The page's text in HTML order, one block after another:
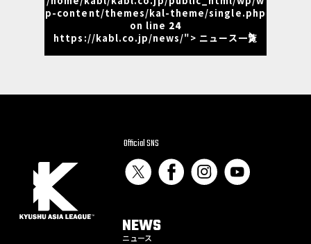
p-content/themes/kal-theme/single.php
on line 24
https://kabl.co.jp/news/"> ニュース一覧
Official SNS
NEWS
ニュース